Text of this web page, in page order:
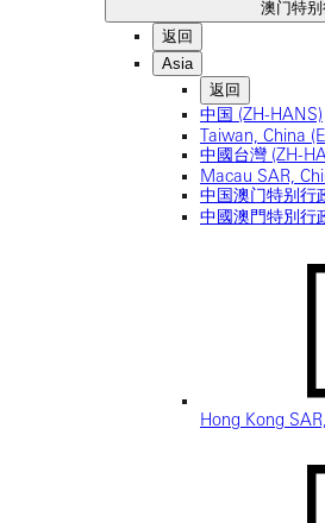
澳门特
返回
Asia
返回
中国 (ZH-HANS)
Taiwan, China
中國台灣 (ZH-
Macau SAR,
中国澳门特别行
中國澳門特別行
Hong Kong